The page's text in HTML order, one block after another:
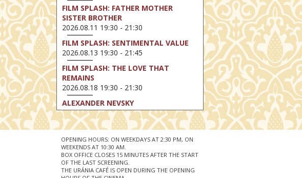
FILM SPLASH: FATHER MOTHER
SISTER BROTHER
2026.08.11 19:30 - 21:30
FILM SPLASH: SENTIMENTAL VALUE
2026.08.13 19:30 - 21:45
FILM SPLASH: THE LOVE THAT
REMAINS
2026.08.18 19:30 - 21:30
ALEXANDER NEVSKY
2026.08.23 16:00 - 18:30
FILM SPLASH: PERFECT DAYS
2026.08.25 19:30 - 21:45
FILM SPLASH: YOUTH
2026.08.27 19:30 - 21:30
OPENING HOURS: ON WEEKDAYS AT 2:30 PM, ON
WEEKENDS AT 10:30 AM.
BOX OFFICE CLOSES 15 MINUTES AFTER THE START
OF THE LAST SCREENING.
THE URÁNIA CAFÉ IS OPEN DURING THE OPENING